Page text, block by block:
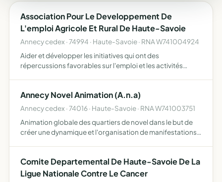
Association Pour Le Developpement De
L'emploi Agricole Et Rural De Haute-Savoie
Annecy cedex · 74994 · Haute-Savoie · RNA W741004924
Aider et développer les initiatives qui ont des
répercussions favorables sur l'emploi et les activités
recherch…
Annecy Novel Animation (A.n.a)
Annecy cedex · 74016 · Haute-Savoie · RNA W741003751
Animation globale des quartiers de novel dans le but de
créer une dynamique et l'organisation de manifestations
Comite Departemental De Haute-Savoie De La
Ligue Nationale Contre Le Cancer